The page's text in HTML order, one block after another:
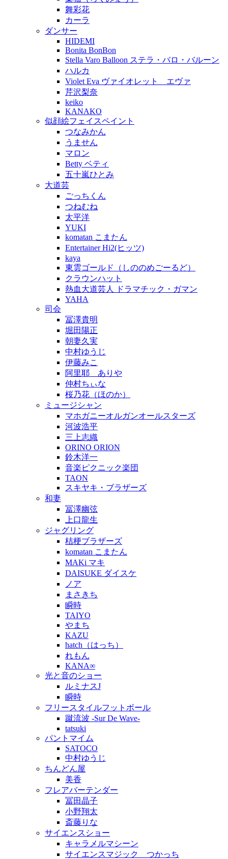
舞彩花
カーラ
ダンサー
HIDEMI
Bonita BonBon
Stella Varo Balloon ステラ・バロ・バルーン
ハルカ
Violet Eva ヴァイオレット エヴァ
芹沢梨奈
keiko
KANAKO
似顔絵フェイスペイント
つなみかん
うません
マロン
Betty ベティ
五十嵐ひとみ
大道芸
ごっちくん
つねむね
太平洋
YUKI
komatan こまたん
Entertainer Hi2(ヒッツ)
kaya
東雲ゴールド（しののめごーるど）
クラウンハット
熱血大道芸人 ドラマチック・ガマン
YAHA
司会
冨澤貴明
堀田陽正
朝妻久実
中村ゆうじ
伊藤みこ
阿里耶 ありや
仲村ちぃな
桜乃花（ほのか）
ミュージシャン
マホガニーオルガンオールスターズ
河波浩平
三上志織
ORINO ORION
鈴木洋一
音楽ピクニック楽団
TAON
スキヤキ・ブラザーズ
和妻
冨澤幽弦
上口龍生
ジャグリング
桔梗ブラザーズ
komatan こまたん
MAKi マキ
DAISUKE ダイスケ
ノア
まさきち
瞬時
TAIYO
やまち
KAZU
hatch（はっち）
れもん
KANA∞
光と音のショー
ルミナスJ
瞬時
フリースタイルフットボール
蹴流波 -Sur De Wave-
tatsuki
パントマイム
SATOCO
中村ゆうじ
ちんどん屋
美香
フレアバーテンダー
冨田晶子
小野翔太
斎藤りな
サイエンスショー
キャラメルマシーン
サイエンスマジック つかっち